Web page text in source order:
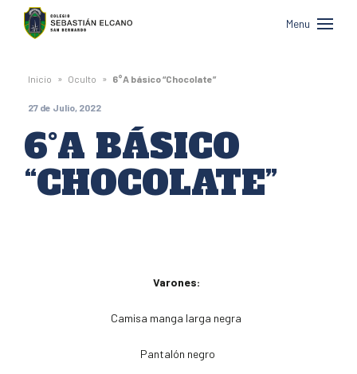
Colegio
Sebastián
Elcano
de
San
Bernardo
Menu
Inicio » Oculto » 6°A básico “Chocolate”
27 de Julio, 2022
6°A BÁSICO
“CHOCOLATE”
Varones:
Camisa manga larga negra
Pantalón negro